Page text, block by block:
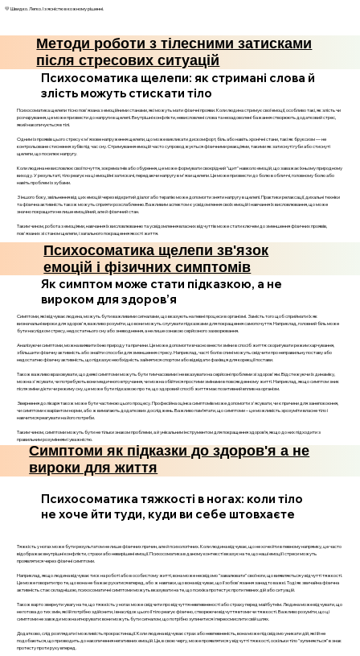
💛 Швидко. Легко. І з ясністю в кожному рішенні.
Методи роботи з тілесними затисками
після стресових ситуацій
Психосоматика щелепи: як стримані слова й
злість можуть стискати тіло
Психосоматика щелепи тісно пов'язана з емоційними станами, які можуть мати фізичні прояви. Коли людина стримує свої емоції, особливо такі, як злість чи
розчарування, це може призвести до напруги в щелепі. Внутрішні конфлікти, невисловлені слова та незадоволені бажання створюють додатковий стрес,
який накопичується в тілі.
Одним із проявів цього стресу є м'язове напруження щелепи, що може викликати дискомфорт, біль або навіть хронічні стани, такі як бруксизм — не
контрольоване стиснення зубів під час сну. Стримування емоцій часто супроводжується фізичними реакціями, такими як затиснуті губи або стиснуті
щелепи, що посилює напругу.
Коли людина не висловлює свої почуття, зокрема гнів або обурення, це може формувати своєрідний "щит" навколо емоцій, що заважає їхньому природному
виходу. У результаті, тіло реагує на ці емоційні затискачі, передаючи напругу в м'язи щелепи. Це може призвести до болю в обличчі, головному болю або
навіть проблем із зубами.
З іншого боку, звільнення від цих емоцій через відкритий діалог або терапію може допомогти зняти напругу в щелепі. Практики релаксації, дихальні техніки
та фізична активність також можуть сприяти розслабленню. Важливим аспектом є усвідомлення своїх емоцій і навчання їх висловлювання, що може
значно покращити не лише емоційний, але й фізичний стан.
Таким чином, робота з емоціями, навчання їх висловлюванню та усвідомлення власних відчуттів може стати ключем до зменшення фізичних проявів,
пов'язаних зі станом щелепи, і загального покращення якості життя.
Психосоматика щелепи зв'язок
емоцій і фізичних симптомів
Як симптом може стати підказкою, а не
вироком для здоров’я
Симптоми, які відчуває людина, можуть бути важливими сигналами, що вказують на певні процеси в організмі. Замість того щоб сприймати їх як
визначальні вироки для здоров'я, важливо розуміти, що вони можуть слугувати підказками для покращення самопочуття. Наприклад, головний біль може
бути наслідком стресу, недостатнього сну або зневоднення, а не лише ознакою серйозного захворювання.
Аналізуючи симптоми, можна виявити їхню природу та причини. Це може допомогти вчасно внести зміни в спосіб життя: скоригувати режим харчування,
збільшити фізичну активність або знайти способи для зменшення стресу. Наприклад, часті болі в спині можуть свідчити про неправильну поставу або
недостатню фізичну активність, що підказує необхідність зайнятися спортом або відвідати фахівця для корекції постави.
Також важливо враховувати, що деякі симптоми можуть бути тимчасовими і не вказувати на серйозні проблеми зі здоров'ям. Відстежуючи їх динаміку,
можна з'ясувати, чи потребують вони медичного втручання, чи можна обійтися простими змінами в повсякденному житті. Наприклад, якщо симптом зник
після зміни дієти чи режиму сну, це може бути підказкою про те, що здоровий спосіб життя має позитивний вплив на організм.
Звернення до лікаря також може бути частиною цього процесу. Професійна оцінка симптомів може допомогти з'ясувати, чи є причини для занепокоєння,
чи симптоми є варіантом норми, або ж вимагають додаткових досліджень. Важливо пам’ятати, що симптоми – це можливість зрозуміти власне тіло і
навчитися реагувати на його потреби.
Таким чином, симптоми можуть бути не тільки знаком проблеми, а й унікальним інструментом для покращення здоров’я, якщо до них підходити з
правильним розумінням і уважністю.
Симптоми як підказки до здоров'я а не
вироки для життя
Психосоматика тяжкості в ногах: коли тіло
не хоче йти туди, куди ви себе штовхаєте
Тяжкість у ногах може бути результатом не лише фізичних причин, але й психологічних. Коли людина відчуває, що не хоче йти в певному напрямку, це часто
відображає внутрішні конфлікти, страхи або невирішені емоції. Психосоматика в даному контексті вказує на те, що наші емоції і стреси можуть
проявлятися через фізичні симптоми.
Наприклад, якщо людина відчуває тиск на роботі або в особистому житті, вона може несвідомо "завалювати" свої ноги, що виявляється у відчутті тяжкості.
Це може говорити про те, що вона не бажає рухатися вперед, або ж навпаки, що вона відчуває, що її зобов'язання занадто важкі. Тоді як звичайна фізична
активність стає складнішою, психосоматичні симптоми можуть вказувати на те, що психіка протестує проти певних дій або ситуацій.
Також варто звернути увагу на те, що тяжкість у ногах може свідчити про відчуття невпевненості або страху перед майбутнім. Людина може відчувати, що
не готова до тих змін, які їй потрібно здійснити, і внаслідок цього її тіло реагує фізично, створюючи відчуття втоми чи тяжкості. Важливо розуміти, що ці
симптоми не завжди можна игнорувати: вони можуть бути сигналом, що потрібно зупинитися і переосмислити свій шлях.
Додатково, слід розглядати і можливість прокрастинації. Коли людина відчуває страх або невпевненість, вона може підсвідомо уникати дій, які їй не
подобаються, що призводить до накопичення негативних емоцій. Це, в свою чергу, може проявлятися у відчутті тяжкості, оскільки тіло "зупиняється" в знак
протесту проти руху вперед.